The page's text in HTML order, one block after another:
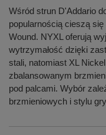
Wśród strun D'Addario
popularnością cieszą
Wound. NYXL oferują
wytrzymałość dzięki
stali, natomiast XL
zbalansowanym
pod palcami. Wybór
brzmieniowych i stylu